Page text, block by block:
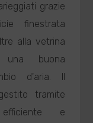
grazie
finestrata
alla vetrina
una buona
d'aria. Il
tramite
e